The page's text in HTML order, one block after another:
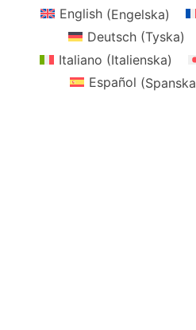
English (Engelska)
Deutsch (Tyska)
Italiano (Italienska)
Español (Spanska